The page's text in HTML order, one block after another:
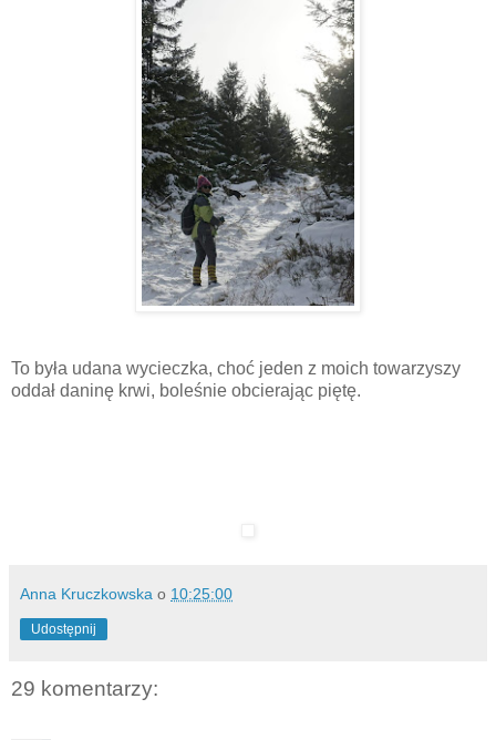
To była udana wycieczka, choć jeden z moich towarzyszy
oddał daninę krwi, boleśnie obcierając piętę.
Anna Kruczkowska o 10:25:00
Udostępnij
29 komentarzy: